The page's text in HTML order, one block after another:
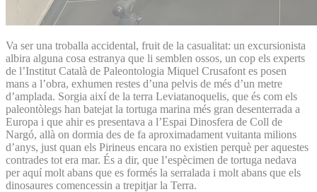
Va ser una troballa accidental, fruit de la casualitat: un excursionista
albira alguna cosa estranya que li semblen ossos, un cop els experts
de l’Institut Català de Paleontologia Miquel Crusafont es posen
mans a l’obra, exhumen restes d’una pelvis de més d’un metre
d’amplada. Sorgia així de la terra Leviatanoquelis, que és com els
paleontòlegs han batejat la tortuga marina més gran desenterrada a
Europa i que ahir es presentava a l’Espai Dinosfera de Coll de
Nargó, allà on dormia des de fa aproximadament vuitanta milions
d’anys, just quan els Pirineus encara no existien perquè per aquestes
contrades tot era mar. És a dir, que l’espècimen de tortuga nedava
per aquí molt abans que es formés la serralada i molt abans que els
dinosaures comencessin a trepitjar la Terra.